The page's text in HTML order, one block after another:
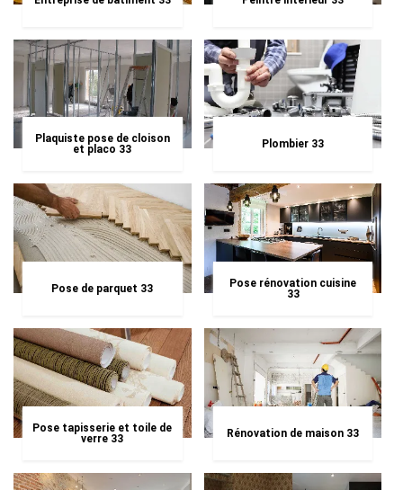
Plaquiste pose de cloison
et placo 33
Plombier 33
Pose de parquet 33
Pose rénovation cuisine
33
Pose tapisserie et toile de
verre 33
Rénovation de maison 33